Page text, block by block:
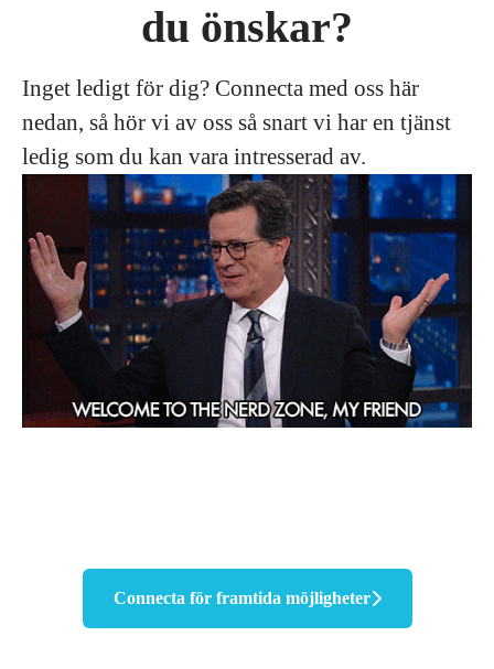
du önskar?
Inget ledigt för dig? Connecta med oss här
nedan, så hör vi av oss så snart vi har en tjänst
ledig som du kan vara intresserad av.
Connecta för framtida möjligheter